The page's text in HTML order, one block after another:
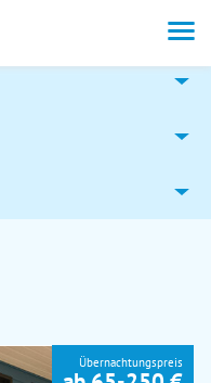
Übernachtungspreis